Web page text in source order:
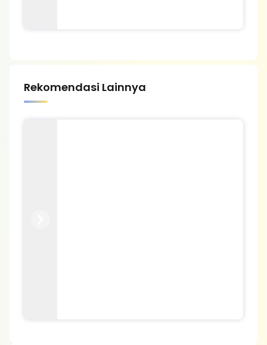
Rekomendasi Lainnya